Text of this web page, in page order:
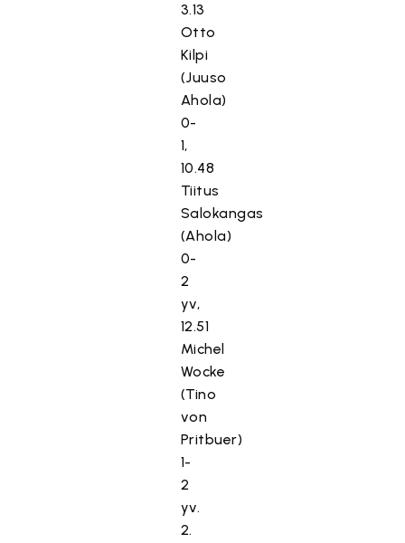
3.13
Otto
Kilpi
(Juuso
Ahola)
0-
1,
10.48
Tiitus
Salokangas
(Ahola)
0-
2
yv,
12.51
Michel
Wocke
(Tino
von
Pritbuer)
1-
2
yv.
2.